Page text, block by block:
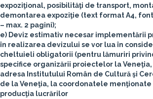
expoziţional, posibilităţi de transport,
demontarea expoziţie (text format A4,
– max. 2 pagini);
e) Deviz estimativ necesar implementării
în realizarea devizului se vor lua în
cheltuieli obligatorii (pentru lămuriri
specifice organizării proiectelor la
adresa Institutului Român de Cultură şi
de la Veneţia, la coordonatele menţionate
producţia lucrărilor